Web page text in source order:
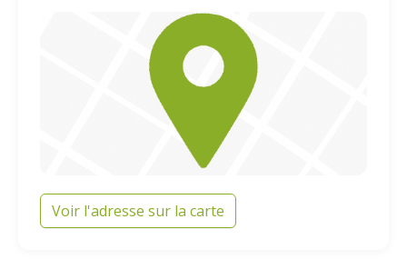
Voir l'adresse sur la carte